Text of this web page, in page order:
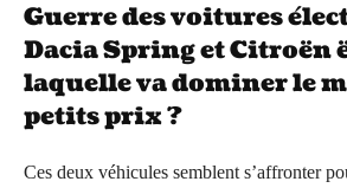
Guerre des voitures
Dacia Spring et Citroën
laquelle va dominer le
petits prix ?
Ces deux véhicules semblent s’affronter